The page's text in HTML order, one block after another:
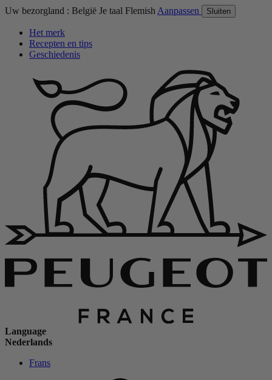
Uw bezorgland : België Je taal Flemish Aanpassen Sluiten
Het merk
Recepten en tips
Geschiedenis
Language
Nederlands
Frans